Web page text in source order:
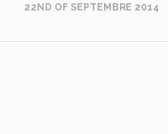
22ND OF SEPTEMBRE 2014